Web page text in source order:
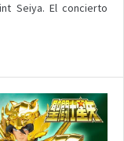
Seiya. El concierto